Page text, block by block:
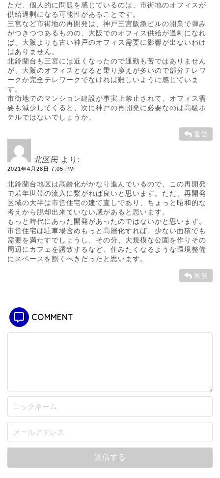
ただ、個人的に問題を感じているのは、市街地のオフィスが
供給過剰になる可能性があることです。
三宮など市街地の再開発は、神戸三宮阪急ビルの開業で弾み
がつきつつあるものの、大阪でのオフィス供給が過剰になれ
ば、大阪よりも古い神戸のオフィス需要に影響が出ないわけ
はありません。
北鈴蘭台も三宮には近くなったので通勤も苦ではありません
が、大阪のオフィスとなると乗り換えが多いので部分テレワ
ークか完全テレワークでなければ難しいように感じていま
す。
市街地でのマンション建設が事実上禁止されて、オフィス需
要も減少してくると、次に神戸の再開発に必要なのは高級ホ
テルではないでしょうか。
返信
北区民 より:
2021年4月28日 7:05 PM
北鈴蘭台地区は高齢化がかなり進んでいるので、この再開発
で若年世帯の流入に繋がれば良いと思います。ただ、再開発
区域の大半は市営住宅の建て直しであり、ちょっと昭和的な
考えから脱却出来ていない感があると思います。
もっと時代にあった開発があったのではないかと思います。
市営住宅は駐車場含めもっと高層化すれば、少ない面積でも
需要を満たすでしょうし、その分、大規模な公園を作りその
周辺にカフェを誘致するなど、住みたくなるような環境整備
にスペースを割くべきだったと思います。
返信
COMMENT